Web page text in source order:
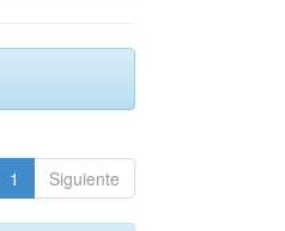
1 Siguiente